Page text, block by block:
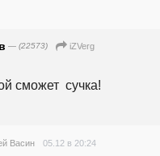
— (22573)
iZVerg
сможет  сучка!
Васин 05.12 в 20:24